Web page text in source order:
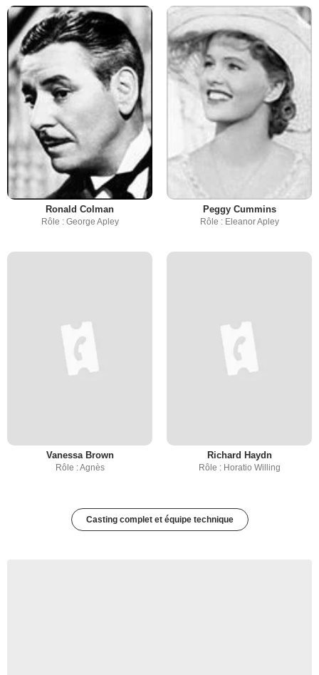
Ronald Colman
Rôle : George Apley
Peggy Cummins
Rôle : Eleanor Apley
Vanessa Brown
Rôle : Agnès
Richard Haydn
Rôle : Horatio Willing
Casting complet et équipe technique